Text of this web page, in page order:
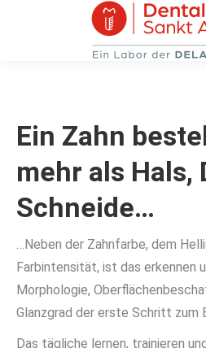
Ein Zahn
mehr als Hals,
Schneide…
…Neben der Zahnfarbe, dem
Farbintensität, ist das erkennen
Morphologie,
Glanzgrad der erste Schritt zum
Das tägliche lernen, trainieren